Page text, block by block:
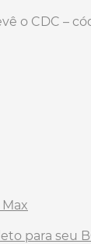
o CDC –
para seu